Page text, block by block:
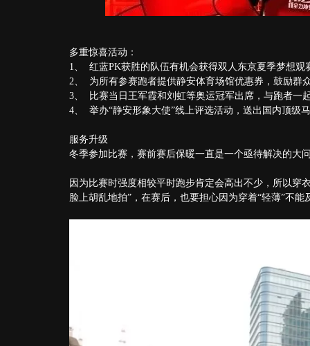
多重惊喜活动：
1、 红蓝PK获胜的队伍有机会获得双人东京夏季梦想观
2、 为所有参赛跑者提供静安体育场馆优惠券，鼓励群
3、 比赛当日王军霞和刘虹等奥运冠军出席，与跑者一
4、 举办“静安形象大使”线上评选活动，送出国内顶级
服务升级
冬季参加比赛，赛前赛后保暖一直是一个亟待解决的大
因为比赛时强度相较平时跑步肯定会高出不少，所以穿
脸上胡乱地拍”，在赛后，也要担心因为穿着“轻薄”不